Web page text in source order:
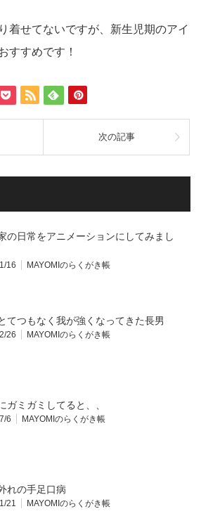
着せてないですが、新生児期のアイ
すすめです！
次の記事
の日常をアニメーションにしてみまし
16 MAYOMIのらくがき帳
てつもなく我が強くなってきた長男
26 MAYOMIのらくがき帳
ガミガミしてると、、
6 MAYOMIのらくがき帳
れの手足口病
21 MAYOMIのらくがき帳